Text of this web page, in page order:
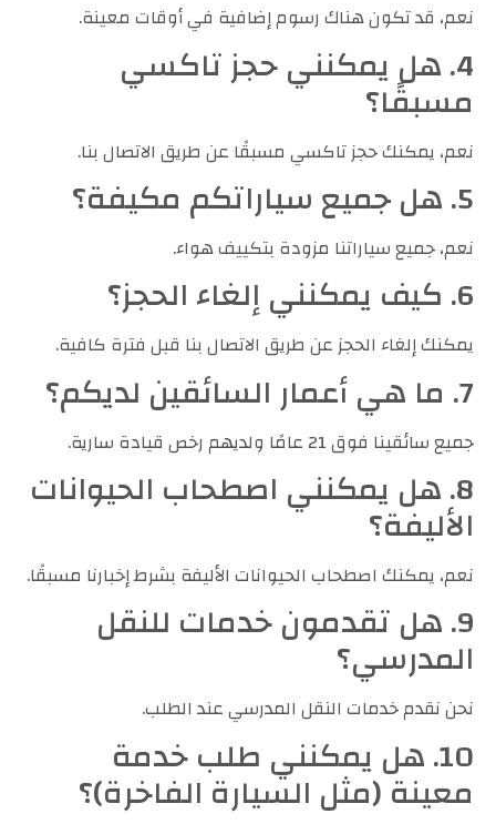
نعم، قد تكون هناك رسوم إضافية في أوقات معينة.
4. هل يمكنني حجز تاكسي
مسبقًا؟
نعم، يمكنك حجز تاكسي مسبقًا عن طريق الاتصال بنا.
نعم، جميع سياراتنا مزودة بتكييف هواء.
يمكنك إلغاء الحجز عن طريق الاتصال بنا قبل فترة كافية.
جميع سائقينا فوق 21 عامًا ولديهم رخص قيادة سارية.
8. هل يمكنني اصطحاب الحيوانات
الأليفة؟
نعم، يمكنك اصطحاب الحيوانات الأليفة بشرط إخبارنا مسبقًا.
9. هل تقدمون خدمات للنقل
المدرسي؟
نحن نقدم خدمات النقل المدرسي عند الطلب.
10. هل يمكنني طلب خدمة
معينة (مثل السيارة الفاخرة)؟